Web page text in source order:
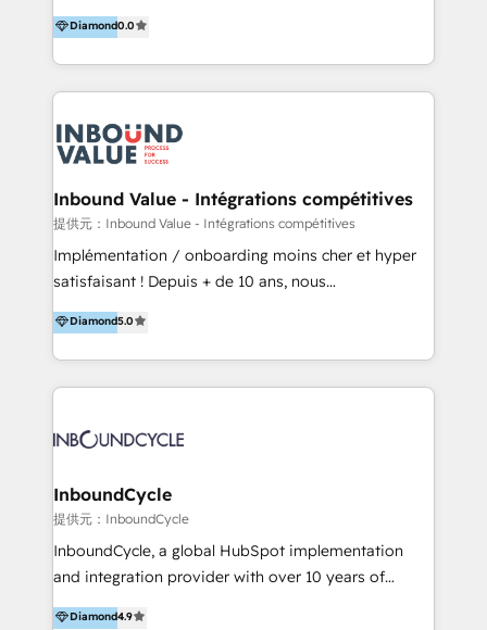
ーコードテーマテンプレートを独自開発。 企業のさま
ざまな課題やニーズに対して「戦略、設計・デザイン、
『最適なハブ』になります。 ーーーーーーーーーーー
ーーーーーーーーーーーーーーーーーーー 【プロジェ
90分程度） -現状課題の抽出、現実的な目標の確認 -要
件整理、必要十分なHubSpot製品の組合せのご提案 -お
見積り提示・ご承認、スケジュール決定、プロジェクト
キックオフ -マーケティング戦略策定（KGI）、ウェブ
戦略・戦術の設計（KPI） -全体導線遷移設計、ビジュ
プレート構築（CMS Hub） -顧客ライフサイクルステ
義・構築（Marketing Hub） -営業パイプラインの定
（Salesforce,SanSan,freeeなどとのデータ連携） -テ
スト公開・ブラウザチェック -本番公開、操作レクチャ
ー・マニュアル作成 -運用支援開始 ーーーーーーーーー
ーーーーーーーーーーーーーーーーーーーーー まずは
ハブワンにお気軽にご相談ください。
化し、WEB制作や広告運用などのオンライン施策か
ら、インサイドセールスや展示会などのオフライン施策
まで支援しています。 「経験豊富な”専門家集団”によ
るプロジェクト参加型の支援」で、戦略・企画などのコ
BPO・実務まで幅広いご支援が可能です。 また、2022
年に国内初のBtoB営業DXに関する書籍『業務効率化か
らはじめるBtoB営業DX BtoB営業もここまでデジタル
化できる! 」を出版いたしました。 HubSpotの導入／
活用支援以外にも、下記のようなサービスを提供してい
ます。 - ABMターゲット定義 / リスト作成 - カスタマ
着 - WEB / LP / BtoB-EC制作 - WEB広告(Google/FB
他)運用 - 記事コンテンツ / 動画制作 - インサイドセー
織構築
Diamond0.0
Inbound Value - Intégrations compétitives
提供元：Inbound Value - Intégrations compétitives
Implémentation / onboarding moins cher et hyper
satisfaisant ! Depuis + de 10 ans, nous
accompagnons des entreprises dans
l’automatisation de leur croissance digitale via
HubSpot avec une approche compétitive. Nous
aidons nos clients à générer plus de RDV en
sommes une agence d’Inbound marketing et sales à
Diamond5.0
InboundCycle
提供元：InboundCycle
InboundCycle, a global HubSpot implementation
and integration provider with over 10 years of
experience, serves businesses in diverse industries.
Diamond4.9